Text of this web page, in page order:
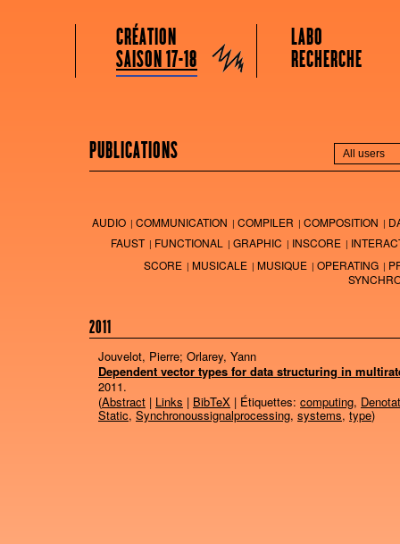
Grame
Menu principal
Aller au contenu principal
Aller au contenu secondaire
CRÉATION
SAISON 17-18
LABO
RECHERCHE
PUBLICATIONS
AUDIO COMMUNICATION COMPILER COMPOSITION
FAUST
FUNCTIONAL GRAPHIC INSCORE
SCORE
MUSICALE MUSIQUE OPERATING
2011
Jouvelot, Pierre; Orlarey, Yann
Dependent vector types for data structuring in
2011.
(Abstract | Links | BibTeX | Étiquettes: computing,
Static, Synchronoussignalprocessing, systems,type)